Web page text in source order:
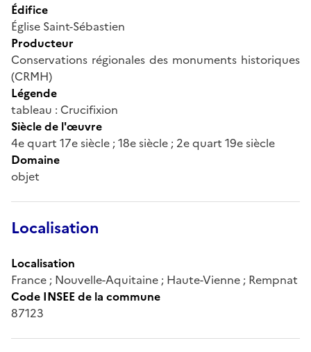
Édifice
Église Saint-Sébastien
Producteur
Conservations régionales des monuments historiques
(CRMH)
Légende
tableau : Crucifixion
Siècle de l'œuvre
4e quart 17e siècle ; 18e siècle ; 2e quart 19e siècle
Domaine
objet
Localisation
Localisation
France ; Nouvelle-Aquitaine ; Haute-Vienne ; Rempnat
Code INSEE de la commune
87123